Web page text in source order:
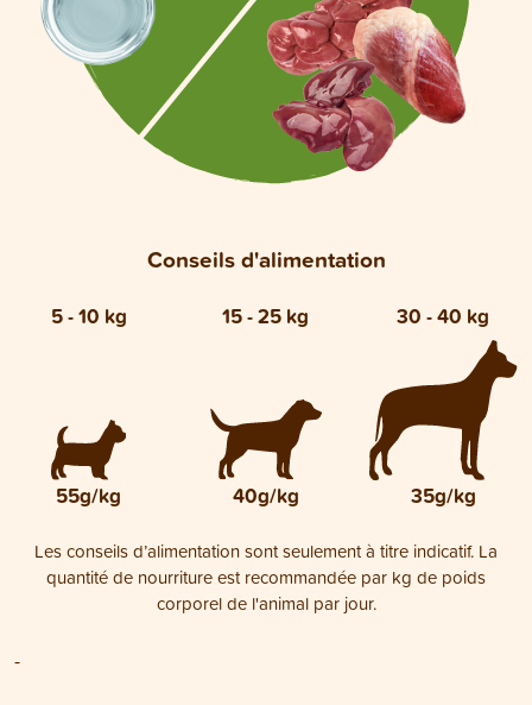
Conseils d'alimentation
5 - 10 kg 15 - 25 kg 30 - 40 kg
55g/kg 40g/kg 35g/kg
Les conseils d’alimentation sont seulement à titre indicatif. La
quantité de nourriture est recommandée par kg de poids
corporel de l'animal par jour.
-